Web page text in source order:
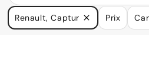
Nous avons de nombreuses
à vos
Renault, Captur Prix